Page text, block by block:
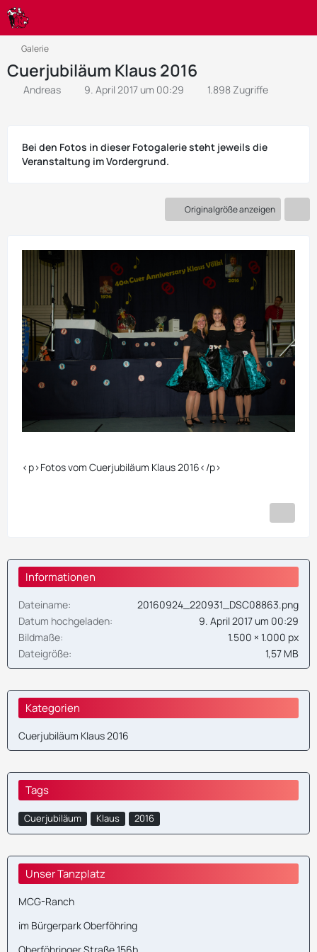
Galerie
Cuerjubiläum Klaus 2016
Andreas 9. April 2017 um 00:29 1.898 Zugriffe
Bei den Fotos in dieser Fotogalerie steht jeweils die
Veranstaltung im Vordergrund.
Originalgröße anzeigen
<p>Fotos vom Cuerjubiläum Klaus 2016</p>
Informationen
Dateiname
20160924_220931_DSC08863.png
Datum hochgeladen
9. April 2017 um 00:29
Bildmaße
1.500 × 1.000 px
Dateigröße
1,57 MB
Kategorien
Cuerjubiläum Klaus 2016
Tags
Cuerjubiläum Klaus 2016
Unser Tanzplatz
MCG-Ranch
im Bürgerpark Oberföhring